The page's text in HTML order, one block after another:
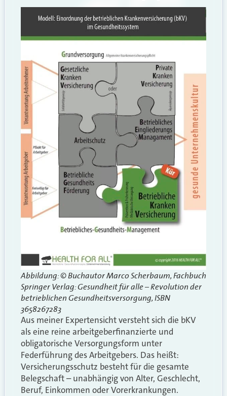
Abbildung: © Buchautor Marco Scherbaum, Fachbuch
Springer Verlag: Gesundheit für alle – Revolution der
betrieblichen Gesundheitsversorgung, ISBN
3658267283
Aus meiner Expertensicht versteht sich die bKV
als eine reine arbeitgeberfinanzierte und
obligatorische Versorgungsform unter
Federführung des Arbeitgebers. Das heißt:
Versicherungsschutz besteht für die gesamte
Belegschaft – unabhängig von Alter, Geschlecht,
Beruf, Einkommen oder Vorerkrankungen.